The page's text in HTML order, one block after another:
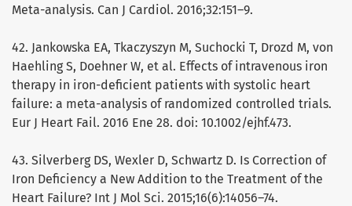
Meta-analysis. Can J Cardiol. 2016;32:151–9.
42. Jankowska EA, Tkaczyszyn M, Suchocki T, Drozd M, von
Haehling S, Doehner W, et al. Effects of intravenous iron
therapy in iron-deficient patients with systolic heart
failure: a meta-analysis of randomized controlled trials.
Eur J Heart Fail. 2016 Ene 28. doi: 10.1002/ejhf.473.
43. Silverberg DS, Wexler D, Schwartz D. Is Correction of
Iron Deficiency a New Addition to the Treatment of the
Heart Failure? Int J Mol Sci. 2015;16(6):14056–74.